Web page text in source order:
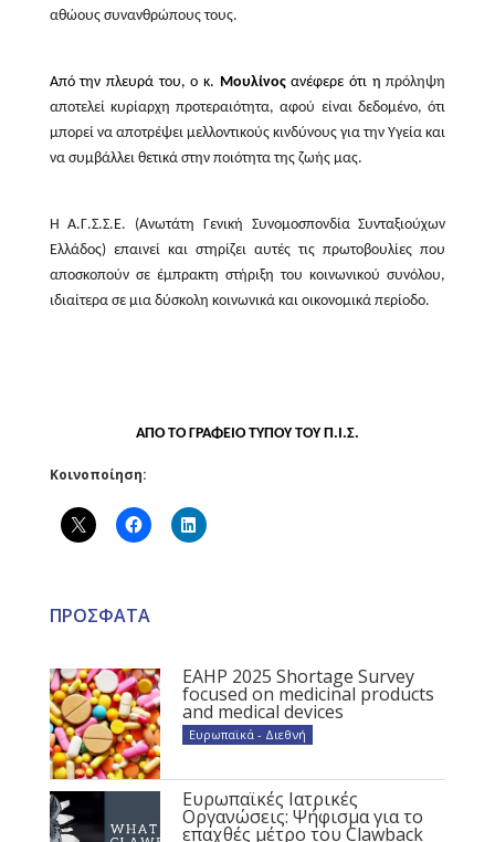
αθώους συνανθρώπους τους.
Από την πλευρά του, ο κ. Μουλίνοςανέφερε ότι ηπρόληψη
αποτελεί κυρίαρχη προτεραιότητα, αφού είναι δεδομένο, ότι
μπορεί να αποτρέψει μελλοντικούς κινδύνους για την Υγεία και
να συμβάλλει θετικά στην ποιότητα της ζωής μας.
Η Α.Γ.Σ.Σ.Ε. (Ανωτάτη Γενική Συνομοσπονδία Συνταξιούχων
Ελλάδος) επαινεί και στηρίζει αυτές τις πρωτοβουλίες που
αποσκοπούν σε έμπρακτη στήριξη του κοινωνικού συνόλου,
ιδιαίτερα σε μια δύσκολη κοινωνικά και οικονομικά περίοδο.
ΑΠΟ ΤΟ ΓΡΑΦΕΙΟ ΤΥΠΟΥ ΤΟΥ Π.Ι.Σ.
Κοινοποίηση:
ΠΡΟΣΦΑΤΑ
EAHP 2025 Shortage Survey
focused on medicinal products
and medical devices
Ευρωπαϊκά - Διεθνή
Ευρωπαϊκές Ιατρικές
Οργανώσεις: Ψήφισμα για το
επαχθές μέτρο του Clawback